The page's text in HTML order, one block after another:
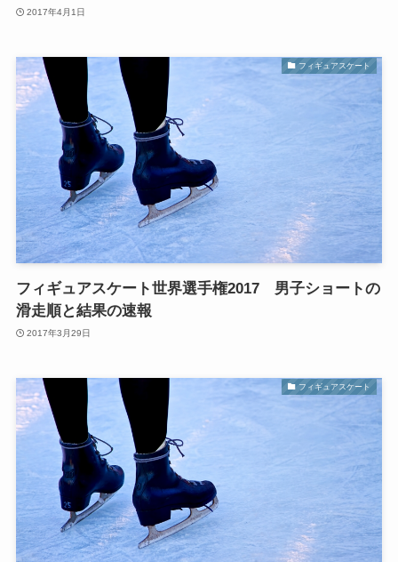
2017年4月1日
フィギュアスケート
フィギュアスケート世界選手権2017 男子ショートの
滑走順と結果の速報
2017年3月29日
フィギュアスケート